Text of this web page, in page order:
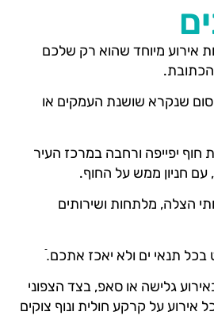
אירוע מיוחד שהוא רק שלכם
הכתובת.
קסום שנקרא שושנת העמקים או
חוף יפייפה ורחבה במרכז העיר
עם חניון ממש על החוף.
הצלה, מלתחות ושירותים
תנאי ים ולא יאכז אתכם.ֿ
גלישה או סאפ, בצד הצפוני
אירוע על קרקע חולית ונוף צוקים